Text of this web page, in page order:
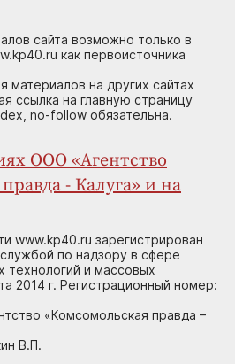
сайта возможно только в
как первоисточника
материалов на других сайтах
ссылка на главную страницу
no-follow обязательна.
ООО «Агентство
- Калуга» и на
www.kp40.ru зарегистрирован
по надзору в сфере
технологий и массовых
2014 г. Регистрационный номер:
«Комсомольская правда –
В.П.